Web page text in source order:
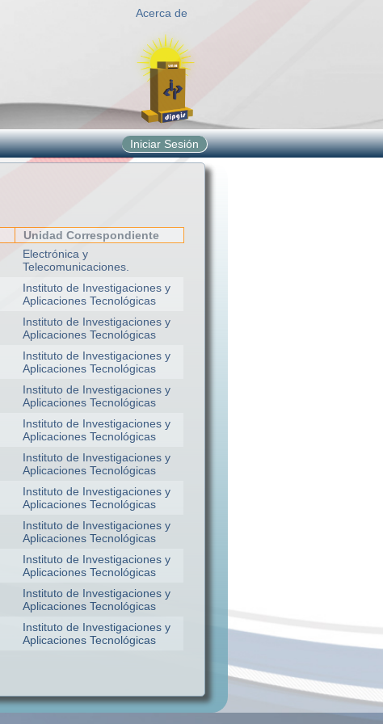
Acerca de
Iniciar Sesión
Unidad Correspondiente
Electrónica y
Telecomunicaciones.
Instituto de Investigaciones y
Aplicaciones Tecnológicas
Instituto de Investigaciones y
Aplicaciones Tecnológicas
Instituto de Investigaciones y
Aplicaciones Tecnológicas
Instituto de Investigaciones y
Aplicaciones Tecnológicas
Instituto de Investigaciones y
Aplicaciones Tecnológicas
Instituto de Investigaciones y
Aplicaciones Tecnológicas
Instituto de Investigaciones y
Aplicaciones Tecnológicas
Instituto de Investigaciones y
Aplicaciones Tecnológicas
Instituto de Investigaciones y
Aplicaciones Tecnológicas
Instituto de Investigaciones y
Aplicaciones Tecnológicas
Instituto de Investigaciones y
Aplicaciones Tecnológicas